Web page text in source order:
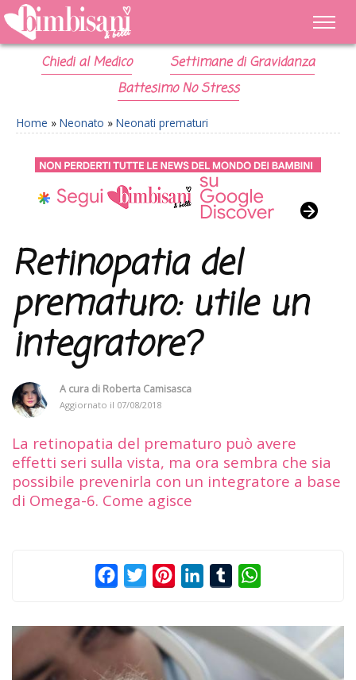
Chiedi al Medico
Settimane di Gravidanza
Battesimo No Stress
Home » Neonato » Neonati prematuri
Retinopatia del
prematuro: utile un
integratore?
A cura di Roberta Camisasca
Aggiornato il 07/08/2018
La retinopatia del prematuro può avere
effetti seri sulla vista, ma ora sembra che sia
possibile prevenirla con un integratore a base
di Omega-6. Come agisce
FacebookTwitterPinterestLinkedInTumblr